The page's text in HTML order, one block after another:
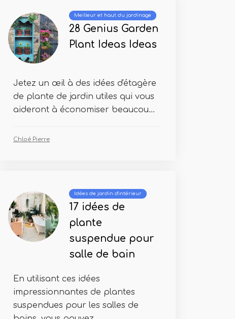
Meilleur et haut du jardinage
28 Genius Garden
Plant Ideas Ideas
Jetez un œil à des idées d'étagère
de plante de jardin utiles qui vous
aideront à économiser beaucou...
Chloé Pierre
Idées de jardin d'intérieur
17 idées de
plante
suspendue pour
salle de bain
En utilisant ces idées
impressionnantes de plantes
suspendues pour les salles de